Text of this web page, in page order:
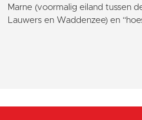
Marne (voormalig eiland tussen
Lauwers en Waddenzee) en